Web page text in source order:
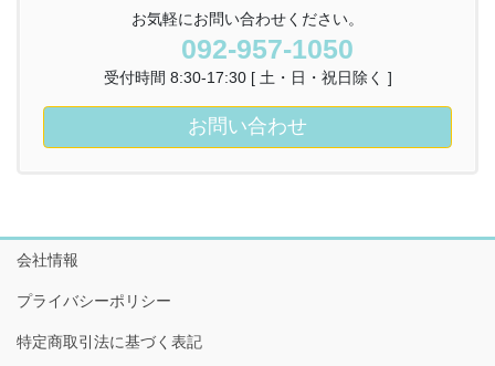
お気軽にお問い合わせください。
092-957-1050
受付時間 8:30-17:30 [ 土・日・祝日除く ]
お問い合わせ
会社情報
プライバシーポリシー
特定商取引法に基づく表記